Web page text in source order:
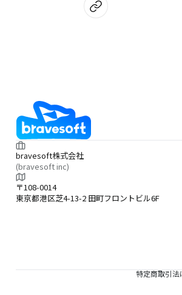
bravesoft株式会社
(bravesoft inc)
〒108-0014
東京都港区芝4-13-2 田町フロントビル6F
特定商取引